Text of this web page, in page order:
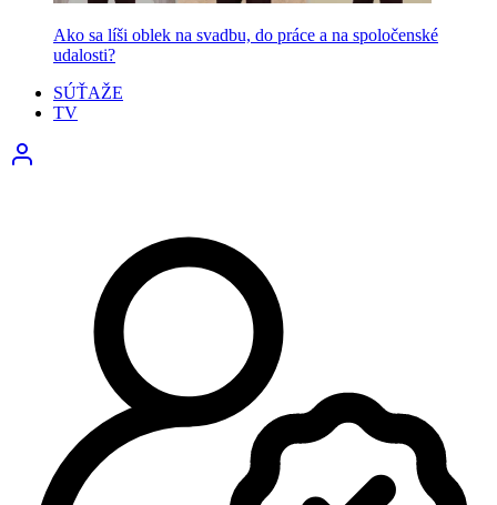
Ako sa líši oblek na svadbu, do práce a na spoločenské
udalosti?
SÚŤAŽE
TV